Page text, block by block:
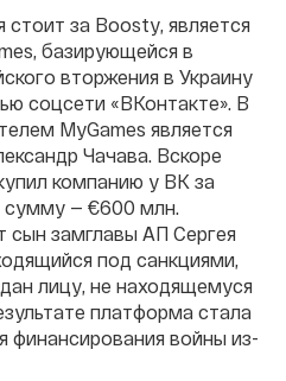
стоит за Boosty, является
базирующейся в
вторжения в Украину
соцсети «ВКонтакте». В
MyGames является
Чачава. Вскоре
компанию у ВК за
— €600 млн.
сын замглавы АП Сергея
под санкциями,
лицу, не находящемуся
платформа стала
финансирования войны из-